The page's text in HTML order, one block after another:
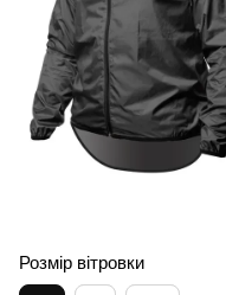
Розмір вітровки